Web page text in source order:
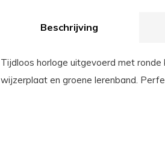
Beschrijving
Tijdloos horloge uitgevoerd met ronde
wijzerplaat en groene lerenband.